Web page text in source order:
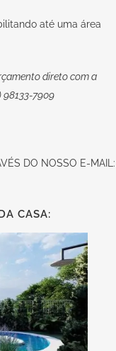
até uma área
direto com a
7909
DO NOSSO E-MAIL:
CASA: